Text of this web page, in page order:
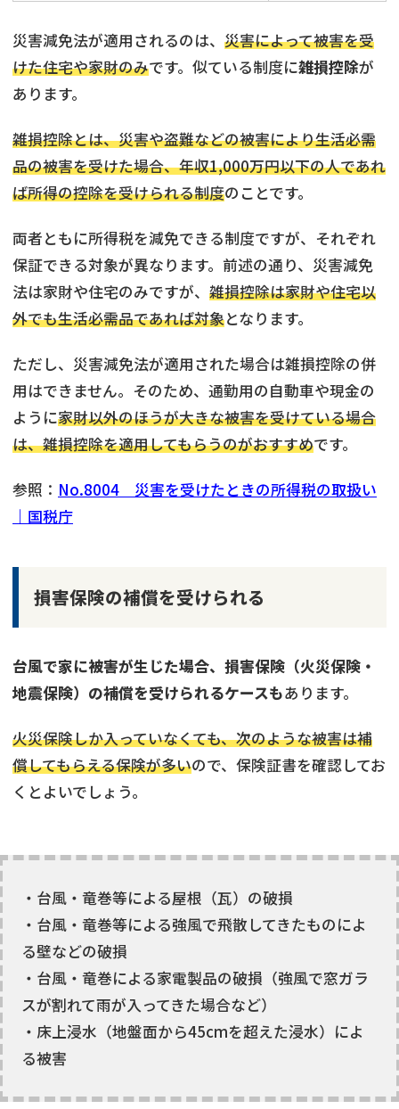
災害減免法が適用されるのは、 災害によって被害を受
けた住宅や家財のみです。似ている制度に雑損控除が
あります。
雑損控除とは、災害や盗難などの被害により生活必需
品の被害を受けた場合、年収1,000万円以下の人であれ
ば所得の控除を受けられる制度のことです。
両者ともに所得税を減免できる制度ですが、それぞれ
保証できる対象が異なります。前述の通り、災害減免
法は家財や住宅のみですが、 雑損控除は家財や住宅以
外でも生活必需品であれば対象となります。
ただし、災害減免法が適用された場合は雑損控除の併
用はできません。そのため、通勤用の自動車や現金の
ように家財以外のほうが大きな被害を受けている場合
は、雑損控除を適用してもらうのがおすすめです。
参照： No.8004 災害を受けたときの所得税の取扱い
｜国税庁
損害保険の補償を受けられる
台風で家に被害が生じた場合、損害保険（火災保険・
地震保険）の補償を受けられるケースもあります。
火災保険しか入っていなくても、次のような被害は補
償してもらえる保険が多いので、保険証書を確認してお
くとよいでしょう。
・台風・竜巻等による屋根（瓦）の破損
・台風・竜巻等による強風で飛散してきたものによ
る壁などの破損
・台風・竜巻による家電製品の破損（強風で窓ガラ
スが割れて雨が入ってきた場合など）
・床上浸水（地盤面から45cmを超えた浸水）によ
る被害